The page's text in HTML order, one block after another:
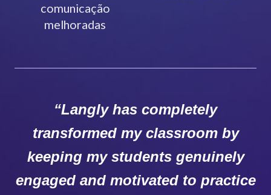
comunicação
melhoradas
“Langly has completely
transformed my classroom by
keeping my students genuinely
engaged and motivated to practice